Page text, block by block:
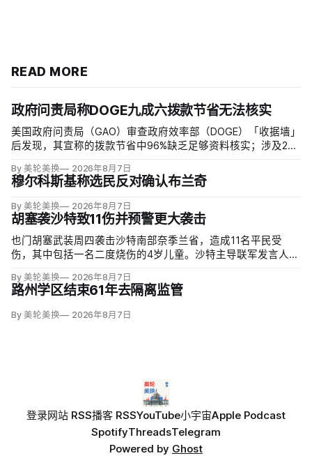
READ MORE
政府问责局称DOGE九成六拨款节省无法核实
美国政府问责局（GAO）审查政府效率部（DOGE）「收据墙」
后发现，其宣称的拨款节省中96%缺乏足够资料核实；涉及274
三分之二无法验证或不符合其公开方法，264份拟终止租约中
108份早已进入终止流程。
By 美轮美换 2026年8月7日
穆尔科斯基称选民反对确认布兰奇
By 美轮美换 2026年8月7日
胡塞袭沙特致11伤并预警更大袭击
也门胡塞武装周四袭击沙特南部奈季兰省，造成11名平民受
伤，其中包括一名二度烧伤的4岁儿童。沙特主导联军发言人图
区；
By 美轮美换 2026年8月7日
路州学区结束61年去隔离监管
By 美轮美换 2026年8月7日
登录网站 RSS播客 RSSYouTube小宇宙Apple Podcast
SpotifyThreadsTelegram
Powered by Ghost